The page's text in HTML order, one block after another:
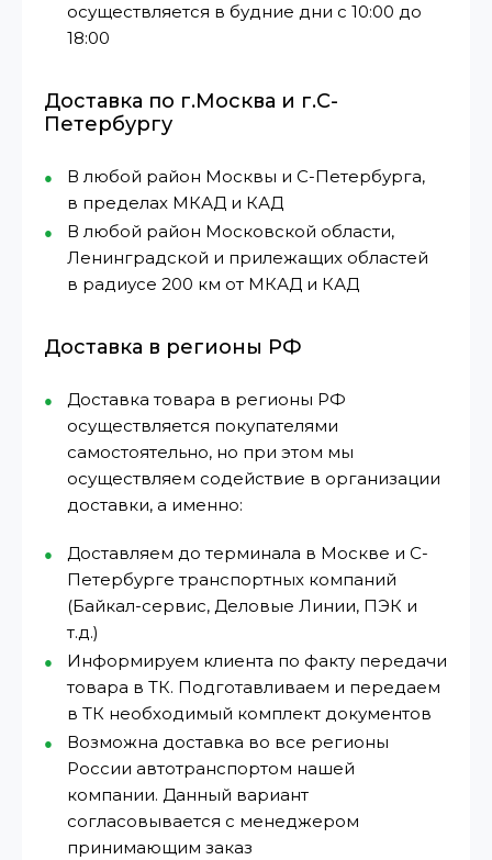
осуществляется в будние дни с 10:00 до
18:00
Доставка по г.Москва и г.С-
Петербургу
В любой район Москвы и С-Петербурга,
в пределах МКАД и КАД
В любой район Московской области,
Ленинградской и прилежащих областей
в радиусе 200 км от МКАД и КАД
Доставка в регионы РФ
Доставка товара в регионы РФ
осуществляется покупателями
самостоятельно, но при этом мы
осуществляем содействие в организации
доставки, а именно:
Доставляем до терминала в Москве и С-
Петербурге транспортных компаний
(Байкал-сервис, Деловые Линии, ПЭК и
т.д.)
Информируем клиента по факту передачи
товара в ТК. Подготавливаем и передаем
в ТК необходимый комплект документов
Возможна доставка во все регионы
России автотранспортом нашей
компании. Данный вариант
согласовывается с менеджером
принимающим заказ